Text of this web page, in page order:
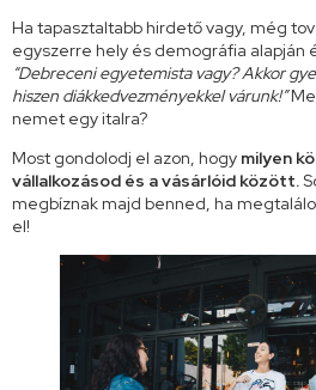
Ha tapasztaltabb hirdető vagy, még
egyszerre hely és demográfia alapján
“Debreceni egyetemista vagy? Akkor
hiszen diákkedvezményekkel várunk!”
nemet egy italra?
Most gondolodj el azon, hogy milyen
vállalkozásod és a vásárlóid között.
megbíznak majd benned, ha
el!